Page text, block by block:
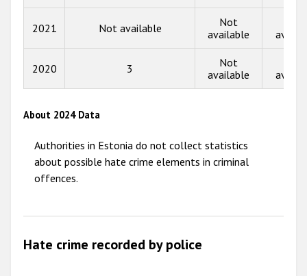
2013
2012
2021 Not available
Not
available
2020 3
Not
available
About 2024 Data
Authorities in Estonia do not collect statistics
about possible hate crime elements in criminal
offences.
Hate crime recorded by police